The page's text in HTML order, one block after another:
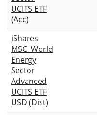
UCITS ETF
(Acc)
iShares
MSCI World
Energy
Sector
Advanced
UCITS ETF
USD (Dist)